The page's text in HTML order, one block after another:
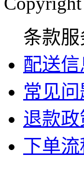
条款服
配送信
常见问
退款政
下单流